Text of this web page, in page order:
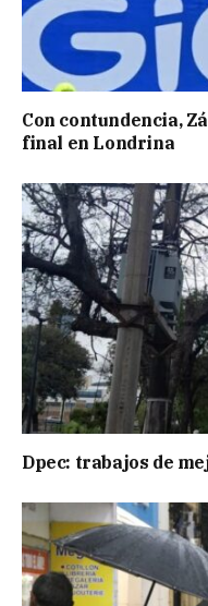
Con contundencia,
final en Londrina
Dpec: trabajos de